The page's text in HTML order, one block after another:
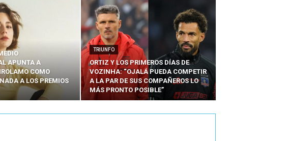
APUNTA A
COMO
A LOS PREMIOS
TRIUNFO
ORTIZ Y LOS PRIMEROS DÍAS DE
VOZINHA: “OJALÁ PUEDA COMPETIR
A LA PAR DE SUS COMPAÑEROS LO
MÁS PRONTO POSIBLE”